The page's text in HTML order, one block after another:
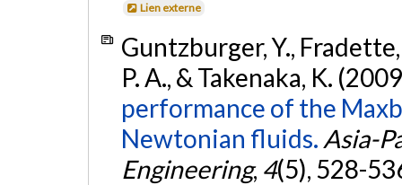
Lien externe
Guntzburger, Y.,
P. A., & Takenaka, K.
performance of the
Newtonian fluids. Asia-
Engineering, 4(5), 528-